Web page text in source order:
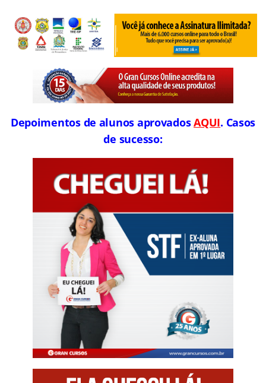
Depoimentos de alunos aprovadosAQUI. Casos
de sucesso: